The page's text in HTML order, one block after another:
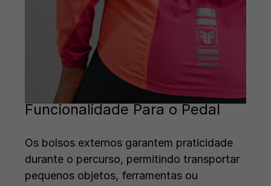
Funcionalidade Para o Pedal
Os bolsos externos garantem praticidade
durante o percurso, permitindo transportar
pequenos objetos, ferramentas ou